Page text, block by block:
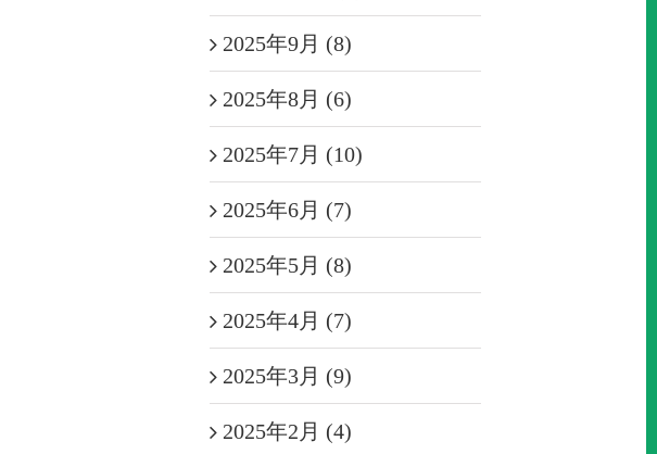
2025年9月 (8)
2025年8月 (6)
2025年7月 (10)
2025年6月 (7)
2025年5月 (8)
2025年4月 (7)
2025年3月 (9)
2025年2月 (4)